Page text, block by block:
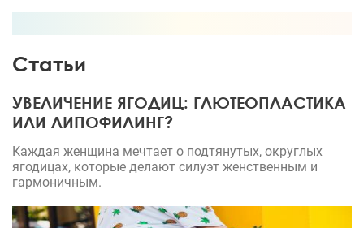
Статьи
УВЕЛИЧЕНИЕ ЯГОДИЦ: ГЛЮТЕОПЛАСТИКА
ИЛИ ЛИПОФИЛИНГ?
Каждая женщина мечтает о подтянутых, округлых
ягодицах, которые делают силуэт женственным и
гармоничным.